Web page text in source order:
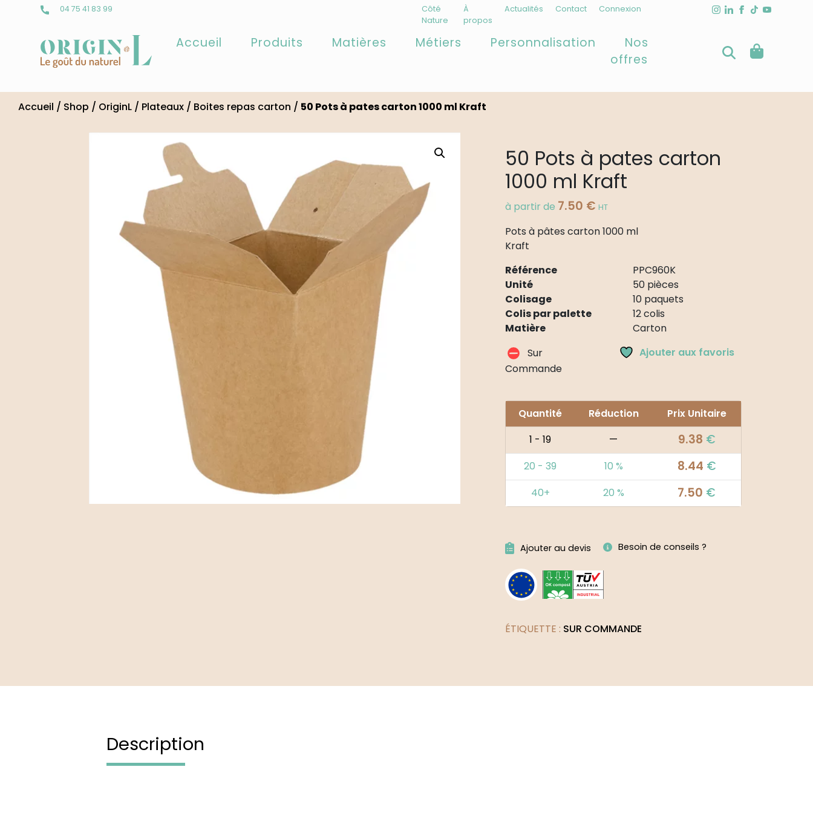
04 75 41 83 99
Côté
Nature
À
propos
Actualités Contact Connexion
Accueil Produits Matières Métiers Personnalisation
Nos
offres
Accueil / Shop / OriginL / Plateaux / Boites repas carton / 50 Pots à pates carton 1000 ml Kraft
50 Pots à pates carton
1000 ml Kraft
à partir de 7.50 € HT
Pots à pâtes carton 1000 ml
Kraft
Référence
PPC960K
Unité
50 pièces
Colisage
10 paquets
Colis par palette
12 colis
Matière
Carton
Sur
Commande
Ajouter aux favoris
Quantité Réduction
Prix Unitaire
1 - 19
— 9.38 €
20 - 39 10 % 8.44 €
40+ 20 % 7.50 €
Ajouter au devis Besoin de conseils ?
ÉTIQUETTE : SUR COMMANDE
Description